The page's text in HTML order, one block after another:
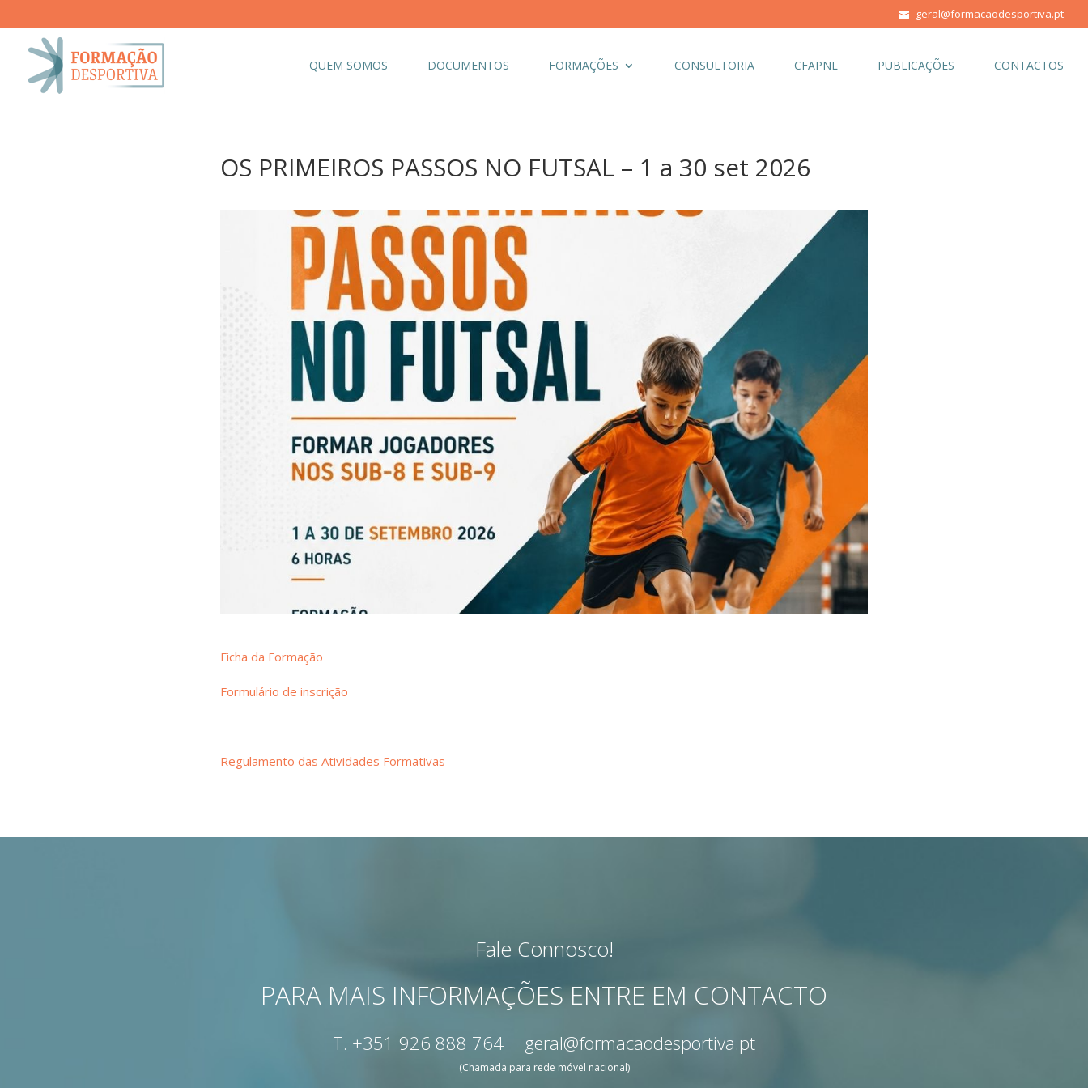
geral@formacaodesportiva.pt
QUEM SOMOS DOCUMENTOS FORMAÇÕES CONSULTORIA CFAPNL PUBLICAÇÕES CONTACTOS
OS PRIMEIROS PASSOS NO FUTSAL – 1 a 30 set 2026
Ficha da Formação
Formulário de inscrição
Regulamento das Atividades Formativas
Fale Connosco!
PARA MAIS INFORMAÇÕES ENTRE EM CONTACTO
T. +351 926 888 764 geral@formacaodesportiva.pt
(Chamada para rede móvel nacional)